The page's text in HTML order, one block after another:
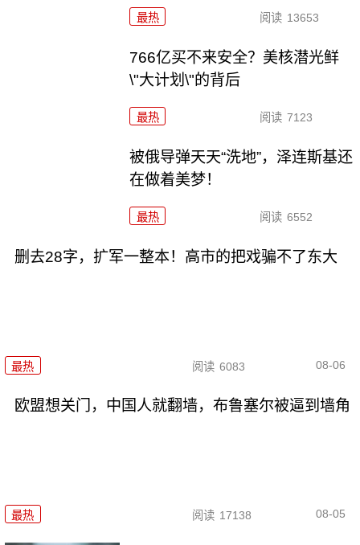
最热 阅读 13653
766亿买不来安全？美核潜光鲜
\"大计划\"的背后
最热 阅读 7123
被俄导弹天天“洗地”，泽连斯基还
在做着美梦！
最热 阅读 6552
删去28字，扩军一整本！高市的把戏骗不了东大
最热 阅读 6083 08-06
欧盟想关门，中国人就翻墙，布鲁塞尔被逼到墙角
最热 阅读 17138 08-05